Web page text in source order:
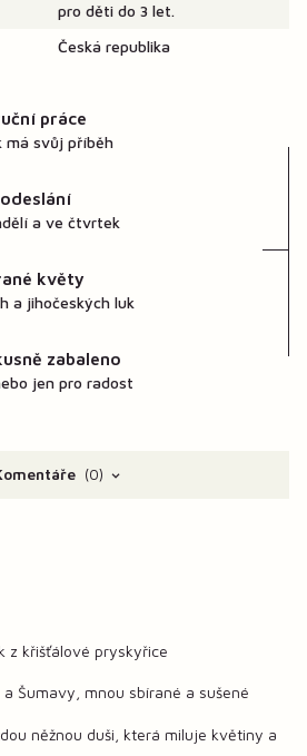
pro děti do 3 let.
Česká republika
práce
má svůj příběh
a ve čtvrtek
květy
a jihočeských luk
zabaleno
jen pro radost
0
z křišťálové pryskyřice
Šumavy, mnou sbírané a sušené
něžnou duši, která miluje květiny a